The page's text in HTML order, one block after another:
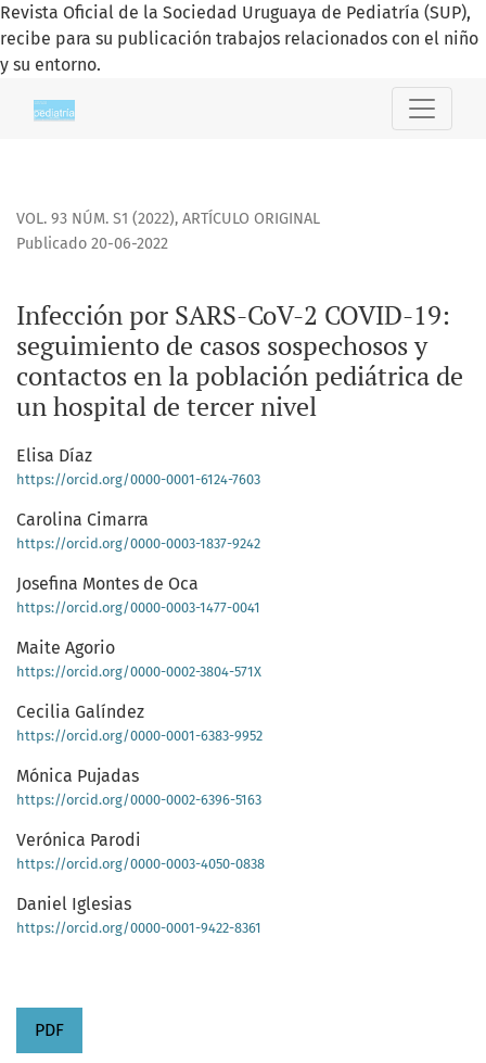
Revista Oficial de la Sociedad Uruguaya de Pediatría (SUP),
recibe para su publicación trabajos relacionados con el niño
y su entorno.
VOL. 93 NÚM. S1 (2022), ARTÍCULO ORIGINAL
Infección por SARS-CoV-2 COVID-19:
seguimiento de casos sospechosos y
contactos en la población pediátrica de
un hospital de tercer nivel
Publicado 20-06-2022
Elisa Díaz
https://orcid.org/0000-0001-6124-7603
Carolina Cimarra
https://orcid.org/0000-0003-1837-9242
Josefina Montes de Oca
https://orcid.org/0000-0003-1477-0041
Maite Agorio
https://orcid.org/0000-0002-3804-571X
Cecilia Galíndez
https://orcid.org/0000-0001-6383-9952
Mónica Pujadas
https://orcid.org/0000-0002-6396-5163
Verónica Parodi
https://orcid.org/0000-0003-4050-0838
Daniel Iglesias
https://orcid.org/0000-0001-9422-8361
PDF